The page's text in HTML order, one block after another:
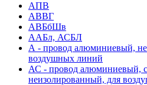
АПВ
АВВГ
АВБбШв
ААБл, АСБЛ
А - провод алюминиевый,
воздушных линий
АС - провод алюминиевый,
неизолированный, для